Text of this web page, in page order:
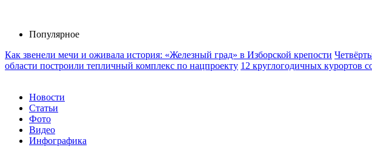
Популярное
Как звенели мечи и оживала история: «Железный град» в Изборской крепости
области построили тепличный комплекс по нацпроекту 12 круглогодичных курортов
Новости
Статьи
Фото
Видео
Инфографика